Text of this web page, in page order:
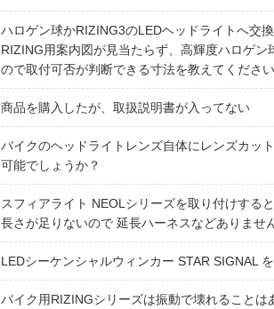
ハロゲン球かRIZING3のLEDヘッドライトへ交
RIZING用案内図が見当たらず、高輝度ハロゲ
ので取付可否が判断できる寸法を教えてください
商品を購入したが、取扱説明書が入ってない
バイクのヘッドライトレンズ自体にレンズカッ
可能でしょうか？
スフィアライト NEOLシリーズを取り付けする
長さが足りないので 延長ハーネスなどありませ
LEDシーケンシャルウィンカー STAR SIGNAL
バイク用RIZINGシリーズは振動で壊れることは